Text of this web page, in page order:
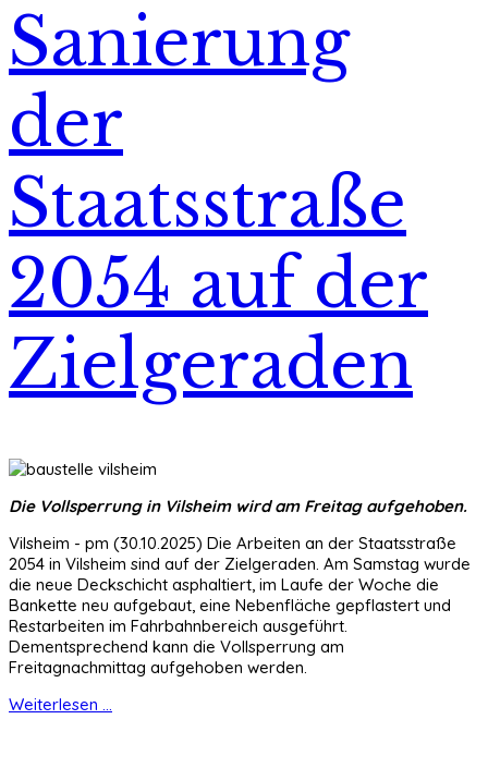
Sanierung
der
Staatsstraße
2054 auf der
Zielgeraden
Die Vollsperrung in Vilsheim wird am Freitag aufgehoben.
Vilsheim - pm (30.10.2025) Die Arbeiten an der Staatsstraße
2054 in Vilsheim sind auf der Zielgeraden. Am Samstag wurde
die neue Deckschicht asphaltiert, im Laufe der Woche die
Bankette neu aufgebaut, eine Nebenfläche gepflastert und
Restarbeiten im Fahrbahnbereich ausgeführt.
Dementsprechend kann die Vollsperrung am
Freitagnachmittag aufgehoben werden.
Weiterlesen ...